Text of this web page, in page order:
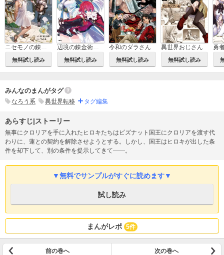
無料試し読み 無料試し読み
令和のダラさん
無料試し読み
異世界おじさん
無料試し読み
みんなのまんがタグ
なろう系 異世界転移 タグ編集
あらすじ|ストーリー
無事にクロリアを手に入れたヒロキたちはピズナット国王にクロリアを渡す代
わりに、蓮との契約を解除させようとする。しかし、国王はヒロキが出した条
件を却下して、別の条件を提示してきて――。
▼無料でサンプルがすぐに読めます▼
試し読み
まんがレポ 5件
前の巻へ 次の巻へ